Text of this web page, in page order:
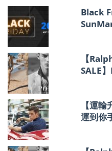
報
Black
【
SALE
【運
運到你